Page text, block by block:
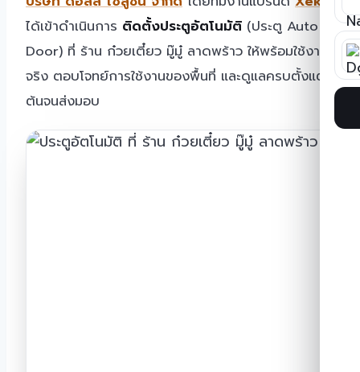
ได้เข้าดำเนินการ ติดตั้งประตูอัตโนมัติ (ประตู Auto
Door) ที่ ร้าน ก๋วยเตี๋ยว มู๊มู๋ ลาดพร้าว ให้พร้อมใช้งาน
จริง ตอบโจทย์การใช้งานของพื้นที่ และดูแลครบตั้งแต่
ต้นจนส่งมอบ